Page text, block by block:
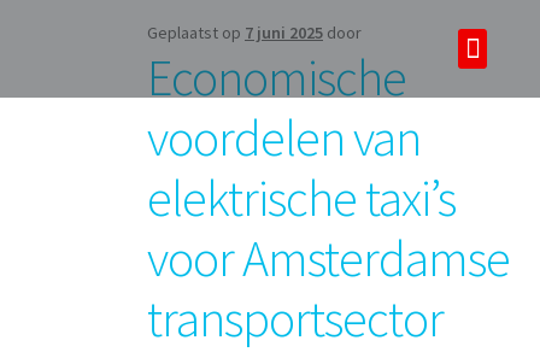
Geplaatst op 7 juni 2025 door
Economische
voordelen van
elektrische taxi’s
voor Amsterdamse
transportsector